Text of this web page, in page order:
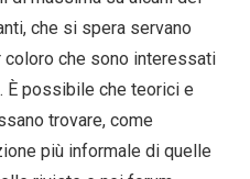
che si spera servano
coloro che sono interessati
È possibile che teorici e
trovare, come
più informale di quelle